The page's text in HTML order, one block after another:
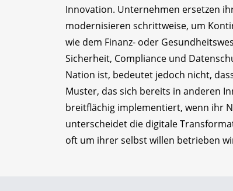
Innovation. Unternehmen ersetzen
modernisieren schrittweise, um
wie dem Finanz- oder
Sicherheit, Compliance und
Nation ist, bedeutet jedoch nicht,
Muster, das sich bereits in anderen
breitflächig implementiert, wenn ihr
unterscheidet die digitale
oft um ihrer selbst willen betrieben